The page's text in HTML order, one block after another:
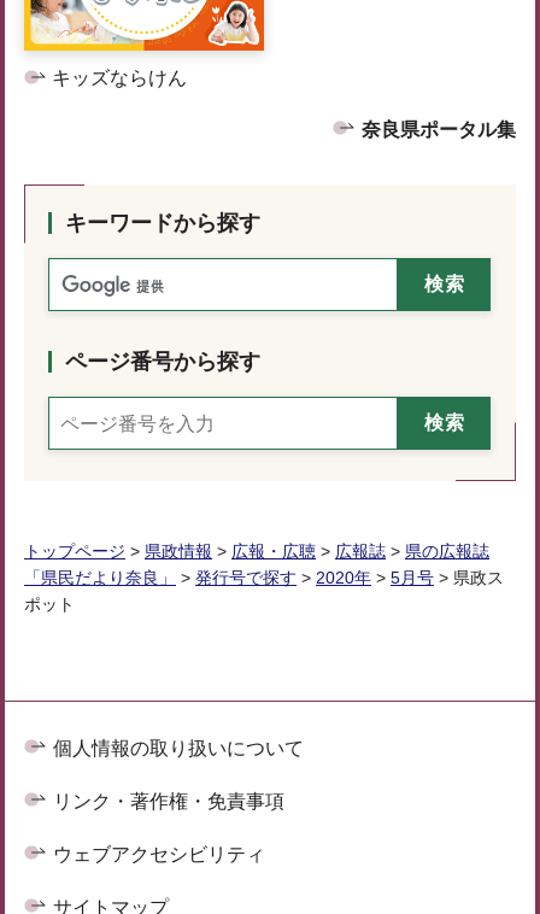
キッズならけん
奈良県ポータル集
キーワードから探す
ページ番号から探す
トップページ > 県政情報 > 広報・広聴 > 広報誌 > 県の広報誌
「県民だより奈良」
> 発行号で探す > 2020年 > 5月号 > 県政ス
ポット
個人情報の取り扱いについて
リンク・著作権・免責事項
ウェブアクセシビリティ
サイトマップ